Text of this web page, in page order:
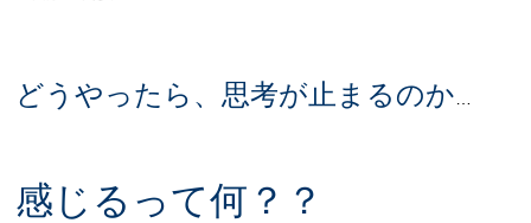
どうやったら、思考が止まるのか
感じるって何？？